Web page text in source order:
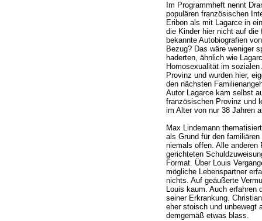
Im Programmheft nennt
populären französischen
Eribon als mit Lagarce in
die Kinder hier nicht auf die
bekannte Autobiografien
Bezug? Das wäre weniger
haderten, ähnlich wie
Homosexualität im
Provinz und wurden hier,
den nächsten
Autor Lagarce kam selbst
französischen Provinz und
im Alter von nur 38 Jahren
Max Lindemann
als Grund für den
niemals offen. Alle anderen
gerichteten
Format. Über Louis
mögliche Lebenspartner
nichts. Auf geäußerte
Louis kaum. Auch erfahren
seiner Erkrankung.
eher stoisch und unbewegt
demgemäß etwas blass.